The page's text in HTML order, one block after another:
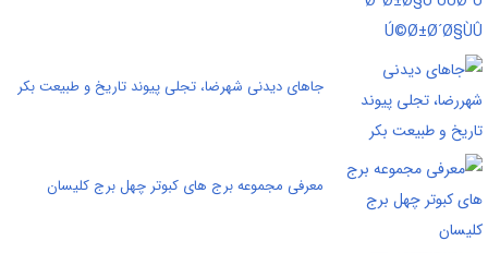
جاهای دیدنی شهرضا‌، تجلی پیوند تاریخ و طبیعت بکر
معرفی مجموعه برج های کبوتر چهل برج کلیسان